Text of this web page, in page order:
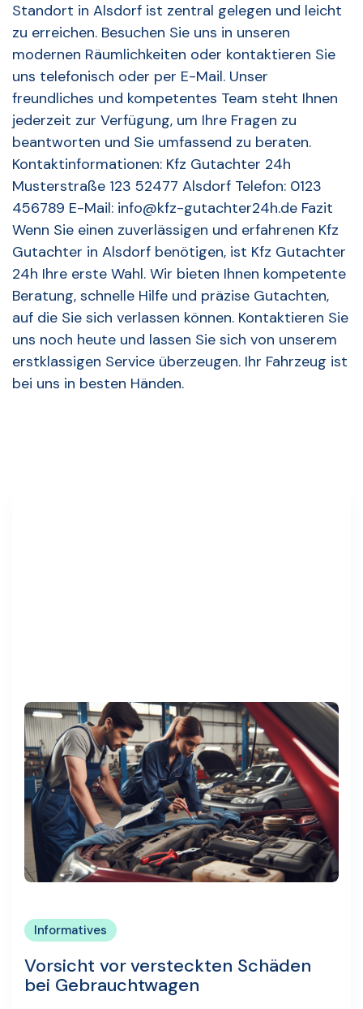
Standort in Alsdorf ist zentral gelegen und leicht
zu erreichen. Besuchen Sie uns in unseren
modernen Räumlichkeiten oder kontaktieren Sie
uns telefonisch oder per E-Mail. Unser
freundliches und kompetentes Team steht Ihnen
jederzeit zur Verfügung, um Ihre Fragen zu
beantworten und Sie umfassend zu beraten.
Kontaktinformationen: Kfz Gutachter 24h
Musterstraße 123 52477 Alsdorf Telefon: 0123
456789 E-Mail: info@kfz-gutachter24h.de Fazit
Wenn Sie einen zuverlässigen und erfahrenen Kfz
Gutachter in Alsdorf benötigen, ist Kfz Gutachter
24h Ihre erste Wahl. Wir bieten Ihnen kompetente
Beratung, schnelle Hilfe und präzise Gutachten,
auf die Sie sich verlassen können. Kontaktieren Sie
uns noch heute und lassen Sie sich von unserem
erstklassigen Service überzeugen. Ihr Fahrzeug ist
bei uns in besten Händen.
Informatives
Vorsicht vor versteckten Schäden
bei Gebrauchtwagen